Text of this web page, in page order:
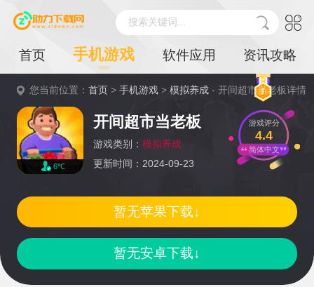
搜索关键词...
首页 手机游戏 软件应用 资讯攻略
您当前位置：首页 >手机游戏 >模拟养成 - 开间超市当老板详情
6℃
开间超市当老板
游戏类别： 模拟养成
更新时间：2024-09-23
游戏评分
4.4
简体中文
暂无安卓下载↓
暂无苹果下载↓